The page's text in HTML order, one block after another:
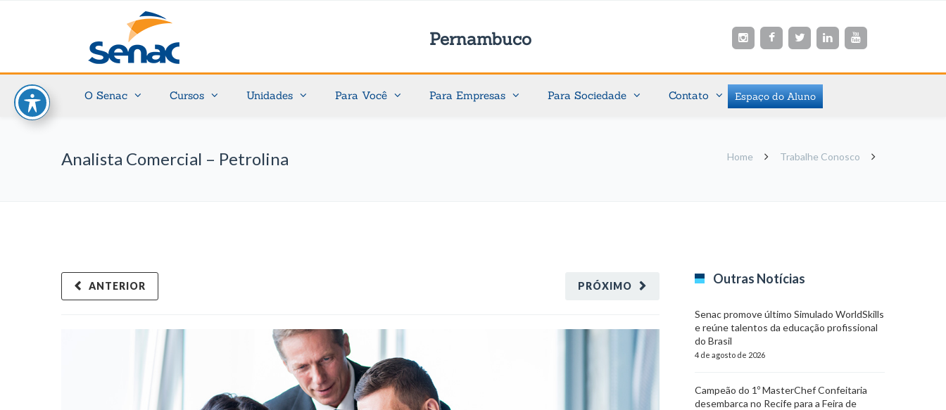
Pernambuco
O Senac Cursos Unidades Para Você Para Empresas Para Sociedade Contato Espaço do Aluno
Analista Comercial – Petrolina Home Trabalhe Conosco
PRÓXIMO
ANTERIOR Outras Notícias
Senac promove último Simulado WorldSkills
e reúne talentos da educação profissional
do Brasil
4 de agosto de 2026
Campeão do 1º MasterChef Confeitaria
desembarca no Recife para a Feira de